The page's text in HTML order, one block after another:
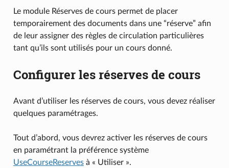
Le module Réserves de cours permet de placer
temporairement des documents dans une “réserve” afin
de leur assigner des règles de circulation particulières
tant qu’ils sont utilisés pour un cours donné.
Configurer les réserves de cours
Avant d’utiliser les réserves de cours, vous devez réaliser
quelques paramétrages.
Tout d’abord, vous devrez activer les réserves de cours
en paramétrant la préférence système
UseCourseReservesà « Utiliser ».